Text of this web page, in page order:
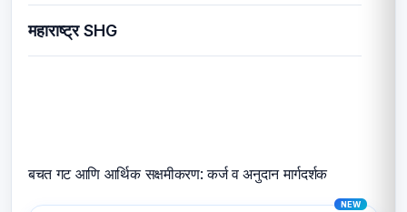
महाराष्ट्र SHG
बचत गट आणि आर्थिक सक्षमीकरण: कर्ज व अनुदान मार्गदर्शक